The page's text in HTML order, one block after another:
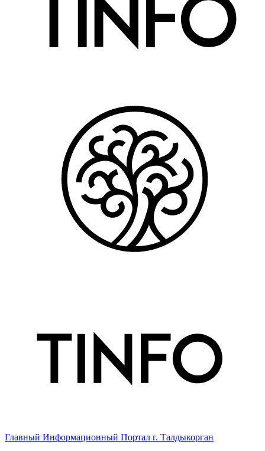
Главный Информационный Портал г. Талдыкорган